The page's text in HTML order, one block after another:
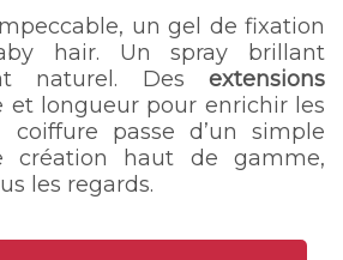
un gel de fixation
hair. Un spray brillant
naturel. Des extensions
et longueur pour enrichir les
coiffure passe d’un simple
création haut de gamme,
les regards.